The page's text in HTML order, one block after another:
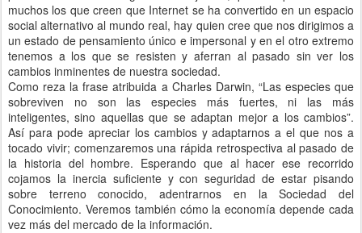
muchos los que creen que Internet se ha convertido en un espacio
social alternativo al mundo real, hay quien cree que nos dirigimos a
un estado de pensamiento único e impersonal y en el otro extremo
tenemos a los que se resisten y aferran al pasado sin ver los
cambios inminentes de nuestra sociedad.
Como reza la frase atribuida a Charles Darwin, “Las especies que
sobreviven no son las especies más fuertes, ni las más
inteligentes, sino aquellas que se adaptan mejor a los cambios”.
Así para pode apreciar los cambios y adaptarnos a el que nos a
tocado vivir; comenzaremos una rápida retrospectiva al pasado de
la historia del hombre. Esperando que al hacer ese recorrido
cojamos la inercia suficiente y con seguridad de estar pisando
sobre terreno conocido, adentrarnos en la Sociedad del
Conocimiento. Veremos también cómo la economía depende cada
vez más del mercado de la información.